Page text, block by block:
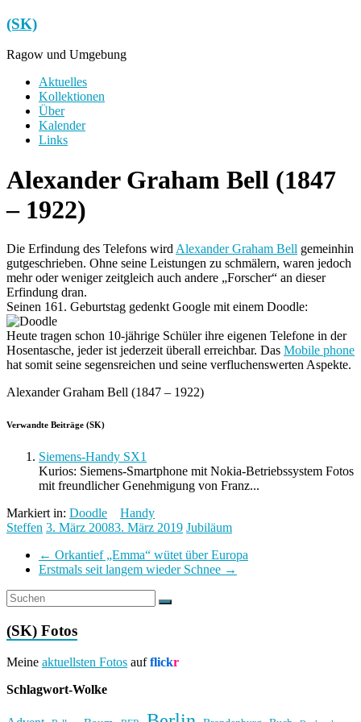
Zum
Inhalt
springen
(SK)
Ragow und Umgebung
Menü
Aktuelles
Kollektionen
Über
Kalender
Links
Alexander Graham Bell (1847
– 1922)
Die Erfindung des Telefons wird Alexander Graham Bell gemeinhin
gutgeschrieben. Ohne seine Leistungen zu schmälern, waren jedoch
mehr oder weniger zeitgleich auch andere „Forscher“ an dieser
Erfindung dran.
Seinen 161. Geburtstag gedenkt Google mit einem Doodle:
Heute tragen schon 10-jährige Schüler ihre eigenen Telefone in der
Hosentasche, jeder ist jederzeit überall erreichbar. Das Mobile phone
hat somit seine segensreichen und seine verfluchenswerten Aspekte.
Alexander Graham Bell (1847 – 1922)
Verwandte Beiträge (SK)
Siemens-Handy SX1
Kurios: Siemens-Smartphone mit Nokia-Betriebssystem Fotos
mit freundlicher Genehmigung von Franz...
Markiert in: Doodle
Handy
Steffen 3. März 20083. März 2019 Jubiläum
← Orkantief „Emma“ wütet über Europa
Erstmals seit langem wieder Schnee →
(SK) Fotos
Meine aktuellsten Fotos aufflickr
Schlagwort-Wolke